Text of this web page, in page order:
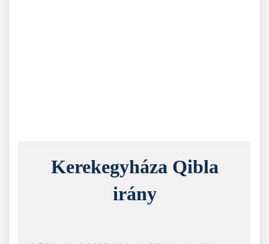
Kerekegyháza Qibla
irány